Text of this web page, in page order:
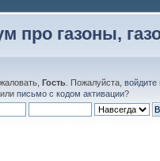
про газоны,
Гость . Пожалуйста,войдите
письмо с кодом активации?